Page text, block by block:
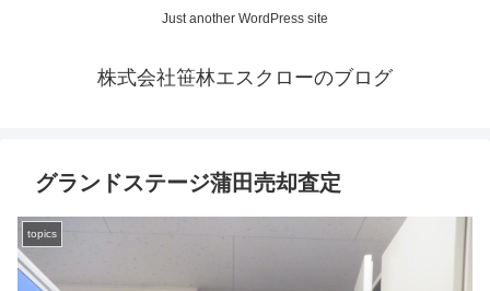
Just another WordPress site
株式会社笹林エスクローのブログ
グランドステージ蒲田売却査定
topics